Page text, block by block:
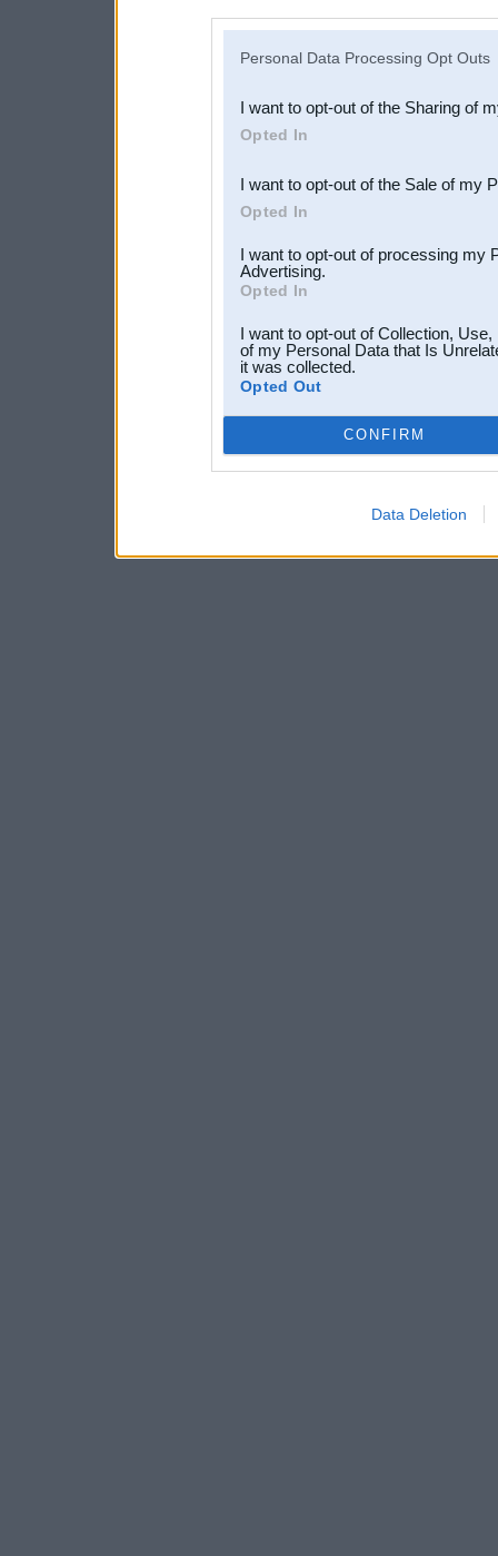
Downstream Participants
third parties.
Personal Data Processing Opt Outs
I want to opt-out of the Sharing of
Opted In
I want to opt-out of the Sale of my
Opted In
I want to opt-out of processing my
Advertising.
Opted In
I want to opt-out of Collection,
of my Personal Data that Is
it was collected.
Opted Out
CONFIRM
Data Deletion